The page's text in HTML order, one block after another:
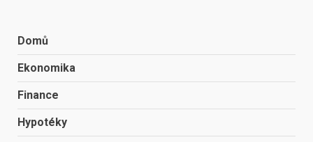
Domů
Ekonomika
Finance
Hypotéky